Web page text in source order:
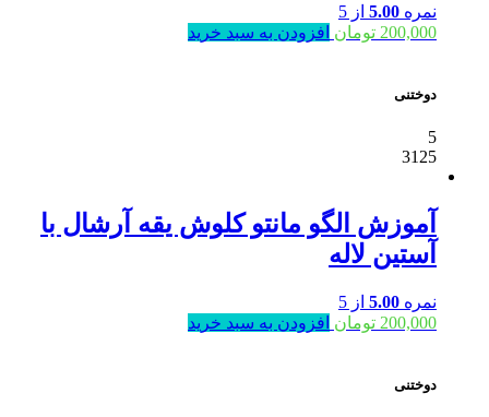
نمره 5.00 از 5
200,000 تومان افزودن به سبد خرید
دوختنی
5
3125
آموزش الگو مانتو کلوش یقه آرشال با
آستین لاله
نمره 5.00 از 5
200,000 تومان افزودن به سبد خرید
دوختنی